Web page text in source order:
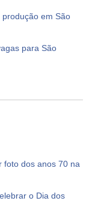
em São
para São
foto dos anos 70 na
o Dia dos